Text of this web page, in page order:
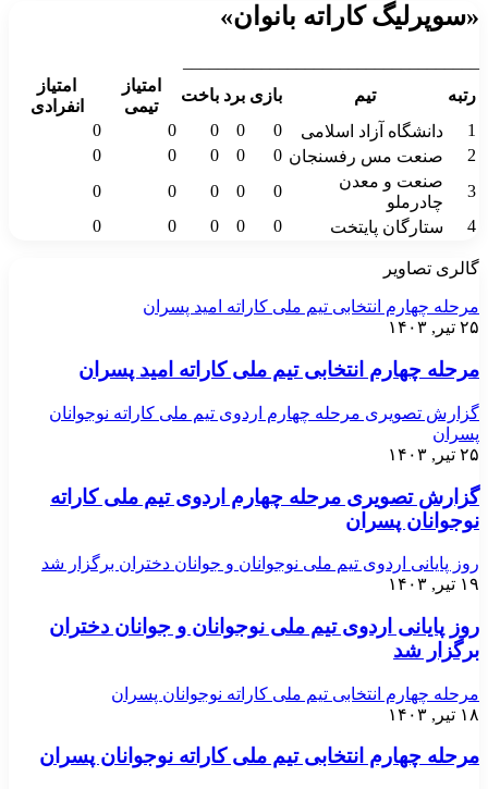
«سوپرلیگ کاراته بانوان»
رتبه
تیم بازی برد باخت
امتیاز
تیمی
امتیاز
انفرادی
1
دانشگاه آزاد اسلامی 0
0
0
0
0
2
صنعت مس رفسنجان 0
0
0
0
0
3
صنعت و معدن
چادرملو
0
0
0
0
0
4
ستارگان پایتخت 0
0
0
0
0
گالری تصاویر
مرحله چهارم انتخابی تیم ملی کاراته امید پسران
۲۵ تیر, ۱۴۰۳
مرحله چهارم انتخابی تیم ملی کاراته امید پسران
گزارش تصویری مرحله چهارم اردوی تیم ملی کاراته نوجوانان
پسران
۲۵ تیر, ۱۴۰۳
گزارش تصویری مرحله چهارم اردوی تیم ملی کاراته
نوجوانان پسران
روز پایانی اردوی تیم ملی نوجوانان و جوانان دختران برگزار شد
۱۹ تیر, ۱۴۰۳
روز پایانی اردوی تیم ملی نوجوانان و جوانان دختران
برگزار شد
مرحله چهارم انتخابی تیم ملی کاراته نوجوانان پسران
۱۸ تیر, ۱۴۰۳
مرحله چهارم انتخابی تیم ملی کاراته نوجوانان پسران